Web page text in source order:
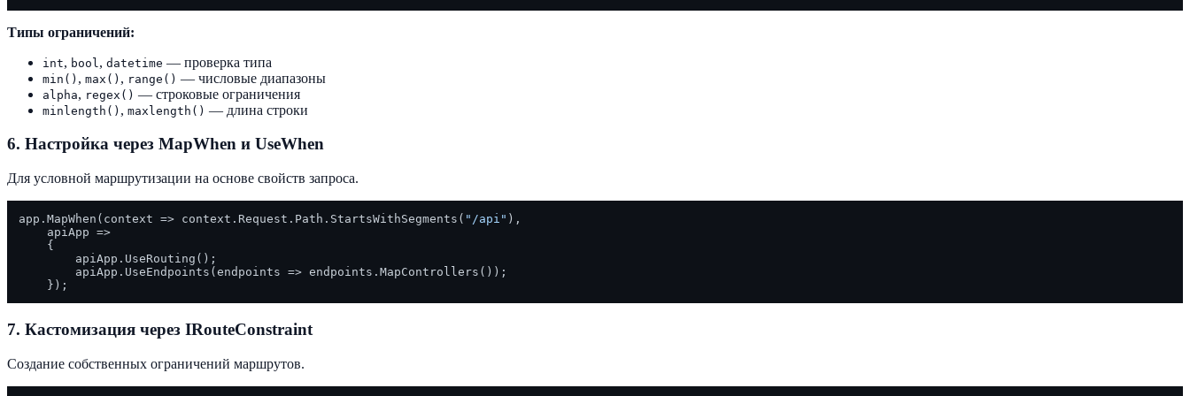
Типы ограничений:
int, bool , datetime — проверка типа
min() , max() , range() — числовые диапазоны
alpha, regex() — строковые ограничения
minlength() , maxlength() — длина строки
6. Настройка через MapWhen и UseWhen
Для условной маршрутизации на основе свойств запроса.
app.MapWhen(context => context.Request.Path.StartsWithSegments( "/api" ),
    apiApp =>
    {
        apiApp.UseRouting();
        apiApp.UseEndpoints(endpoints => endpoints.MapControllers());
7. Кастомизация через IRouteConstraint
Создание собственных ограничений маршрутов.